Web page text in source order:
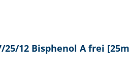
25/12 Bisphenol A frei